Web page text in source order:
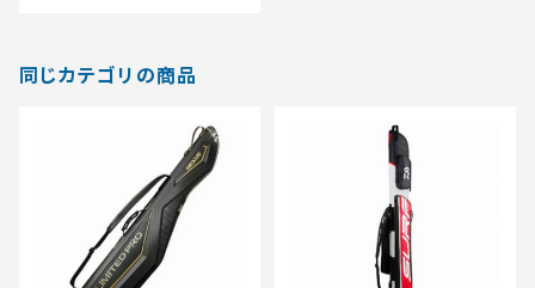
同じカテゴリの商品